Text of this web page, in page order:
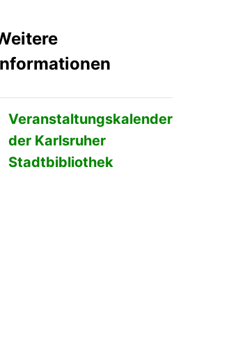
Veranstaltungskalender
der Karlsruher
Stadtbibliothek